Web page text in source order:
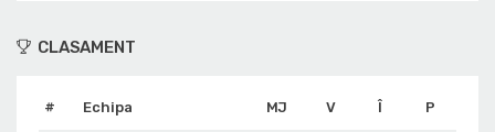
CLASAMENT
# Echipa MJ V Î P